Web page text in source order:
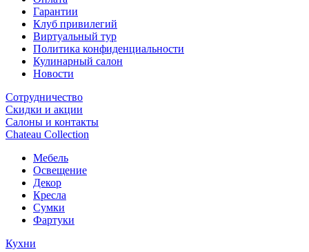
Гарантии
Клуб привилегий
Виртуальный тур
Политика конфиденциальности
Кулинарный салон
Новости
Сотрудничество
Скидки и акции
Салоны и контакты
Chateau Collection
Мебель
Освещение
Декор
Кресла
Сумки
Фартуки
Кухни